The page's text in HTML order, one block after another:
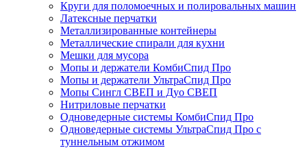
Круги для поломоечных и полировальных машин
Латексные перчатки
Металлизированные контейнеры
Металлические спирали для кухни
Мешки для мусора
Мопы и держатели КомбиСпид Про
Мопы и держатели УльтраСпид Про
Мопы Сингл СВЕП и Дуо СВЕП
Нитриловые перчатки
Одноведерные системы КомбиСпид Про
Одноведерные системы УльтраСпид Про с
туннельным отжимом